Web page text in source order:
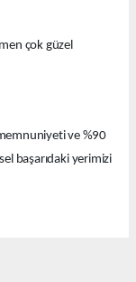
çok güzel
ve %90
başarıdaki yerimizi